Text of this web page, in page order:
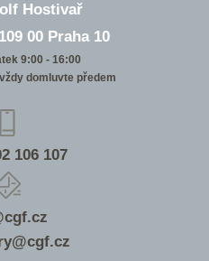
Hostivař
00 Praha 10
9:00 - 16:00
domluvte předem
106 107